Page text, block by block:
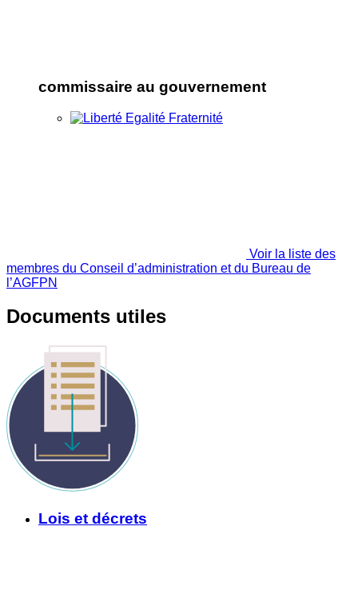
commissaire au gouvernement
Voir la liste des
membres du Conseil d’administration et du Bureau de
l’AGFPN
Documents utiles
Lois et décrets